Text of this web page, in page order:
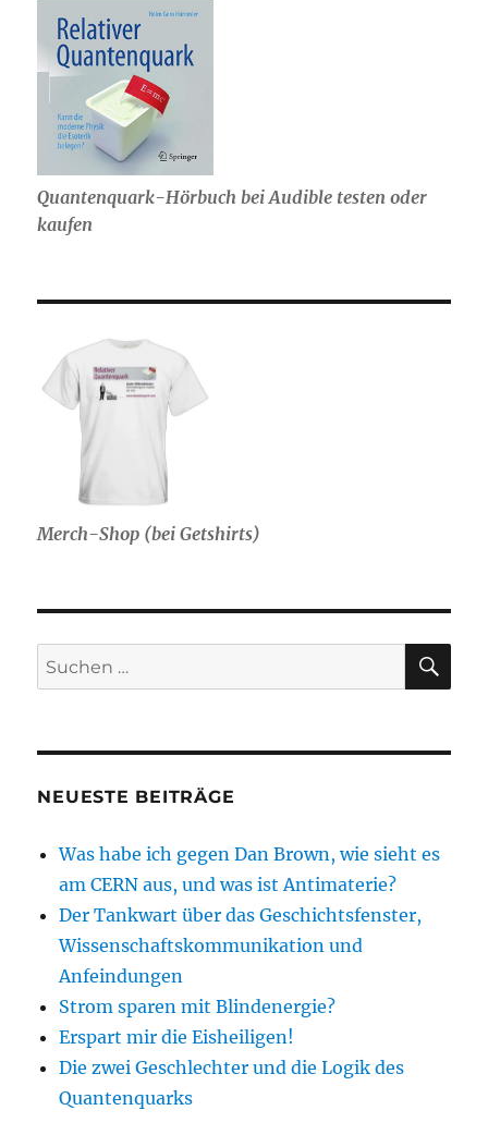
Quantenquark-Hörbuch bei Audible testen oder
kaufen
Merch-Shop (bei Getshirts)
Suche
nach:
NEUESTE BEITRÄGE
Was habe ich gegen Dan Brown, wie sieht es
am CERN aus, und was ist Antimaterie?
Der Tankwart über das Geschichtsfenster,
Wissenschaftskommunikation und
Anfeindungen
Strom sparen mit Blindenergie?
Erspart mir die Eisheiligen!
Die zwei Geschlechter und die Logik des
Quantenquarks